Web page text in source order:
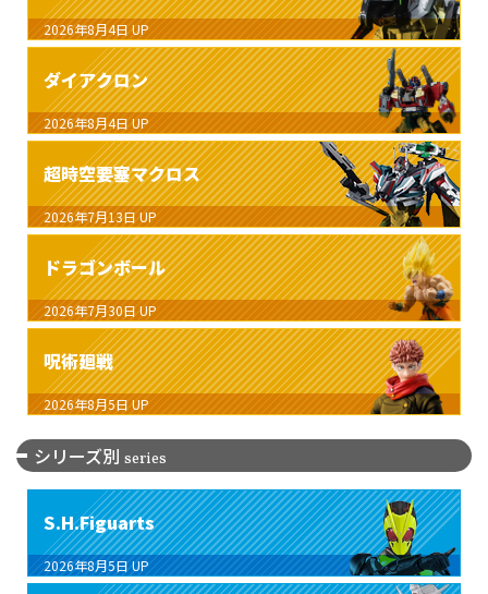
2026年8月4日 UP
ダイアクロン
2026年8月4日 UP
超時空要塞マクロス
2026年7月13日 UP
ドラゴンボール
2026年7月30日 UP
呪術廻戦
2026年8月5日 UP
シリーズ別 series
S.H.Figuarts
2026年8月5日 UP